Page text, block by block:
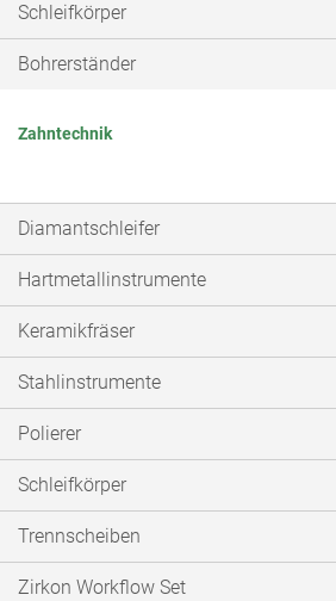
Schleifkörper
Bohrerständer
Zahntechnik
Diamantschleifer
Hartmetallinstrumente
Keramikfräser
Stahlinstrumente
Polierer
Schleifkörper
Trennscheiben
Zirkon Workflow Set